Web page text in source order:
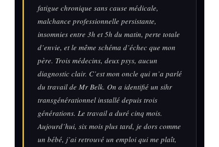
fatigue chronique sans cause médicale,
malchance professionnelle persistante,
insomnies entre 3h et 5h du matin, perte totale
d’envie, et le même schéma d’échec que mon
père. Trois médecins, deux psys, aucun
diagnostic clair. C’est mon oncle qui m’a parlé
du travail de Mr Belk. On a identifié un sihr
transgénérationnel installé depuis trois
générations. Le travail a duré cinq mois.
Aujourd’hui, six mois plus tard, je dors comme
un bébé, j’ai retrouvé un emploi qui me plaît,